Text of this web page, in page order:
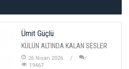
Ümit Güçlü
KÜLÜN ALTINDA KALAN SESLER
26 Nisan 2026
19467